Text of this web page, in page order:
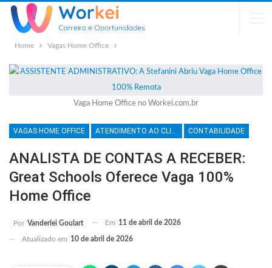
Home Vagas Home Office
Vaga Home Office no Workei.com.br
VAGAS HOME OFFICE ATENDIMENTO AO CLIENTE CONTABILIDADE
ANALISTA DE CONTAS A RECEBER:
Great Schools Oferece Vaga 100%
Home Office
Por Vanderlei Goulart Em 11 de abril de 2026
Atualizado em 10 de abril de 2026